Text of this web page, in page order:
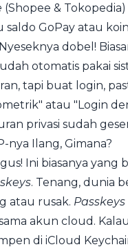
(Shopee & Tokopedia)
saldo GoPay atau
dobel!
otomatis pakai
tapi buat login,
atau "Login
privasi sudah
nya Ilang, Gimana?
Ini biasanya yang
. Tenang, dunia
atau rusak. Passkeys
akun cloud.
di iCloud